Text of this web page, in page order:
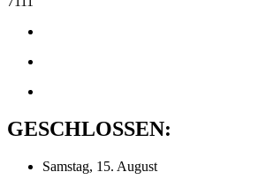
GESCHLOSSEN:
Samstag, 15. August